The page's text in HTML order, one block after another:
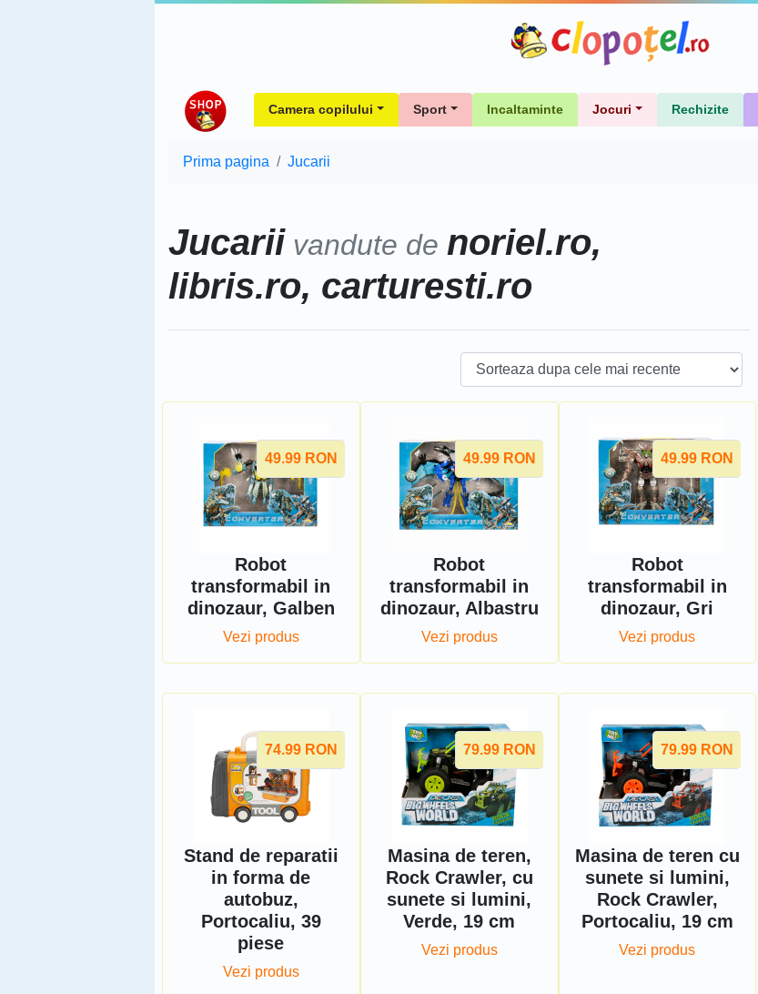
Camera copilului Sport Incaltaminte Jocuri Rechizite
Prima pagina Jucarii
Jucarii vandute de noriel.ro,
libris.ro, carturesti.ro
49.99 RON
Robot
transformabil in
dinozaur, Galben
Vezi produs
49.99 RON
Robot
transformabil in
dinozaur, Albastru
Vezi produs
49.99 RON
Robot
transformabil in
dinozaur, Gri
Vezi produs
74.99 RON
Stand de reparatii
in forma de
autobuz,
Portocaliu, 39
piese
Vezi produs
79.99 RON
Masina de teren,
Rock Crawler, cu
sunete si lumini,
Verde, 19 cm
Vezi produs
79.99 RON
Masina de teren cu
sunete si lumini,
Rock Crawler,
Portocaliu, 19 cm
Vezi produs